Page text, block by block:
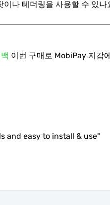
이나 테더링을 사용할 수 있나
이번 구매로 MobiPay 지갑
and easy to install & use"